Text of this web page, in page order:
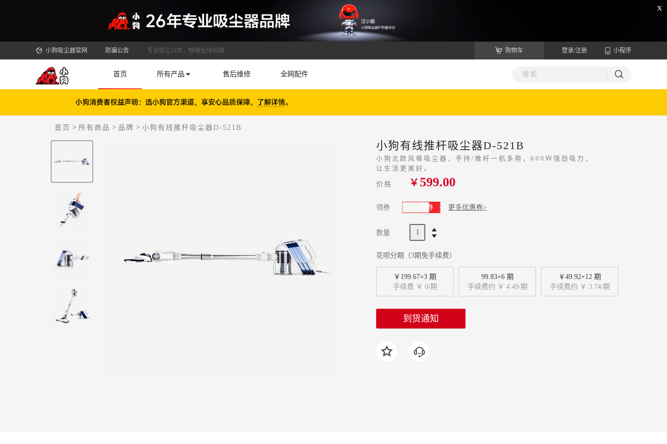
x
小狗吸尘器官网 防骗公告 专业吸尘24年，畅销全球86国 购物车 登录/注册 小程序
首页 所有产品 售后维修 全网配件
首页 > 所有商品 > 品牌 > 小狗有线推杆吸尘器D-521B
小狗有线推杆吸尘器D-521B
小狗北欧风格吸尘器，手持/推杆一机多用，600Ｗ强劲吸力，
让生活更美好。
价格 ￥ 599.00
领券 领券 更多优惠券>
数量
花呗分期（3期免手续费）
￥199.67×3 期
手续费 ￥ 0/期
99.83×6 期
手续费约 ￥ 4.49/期
￥49.92×12 期
手续费约 ￥ 3.74/期
到货通知